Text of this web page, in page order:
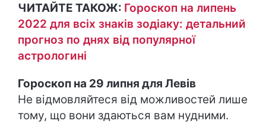
ЧИТАЙТЕ ТАКОЖ: Гороскоп на липень
2022 для всіх знаків зодіаку: детальний
прогноз по днях від популярної
астрологині
Гороскоп на 29 липня для Левів
Не відмовляйтеся від можливостей лише
тому, що вони здаються вам нудними.